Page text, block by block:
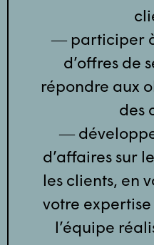
― participer
d’offres de
répondre aux
des
―
d’affaires sur
les clients, en
votre
l’équipe